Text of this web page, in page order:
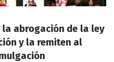
abrogación de la ley
y la remiten al